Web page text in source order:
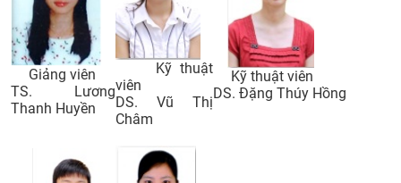
Giảng viên
TS. Lương
Thanh Huyền
Kỹ thuật
viên
DS. Vũ Thị
Châm
Kỹ thuật viên
DS. Đặng Thúy Hồng